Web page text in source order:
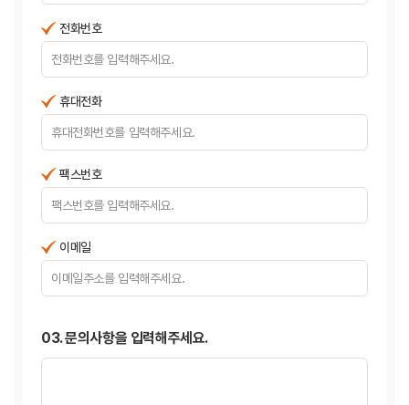
전화번호
휴대전화
팩스번호
이메일
03. 문의사항을 입력해주세요.